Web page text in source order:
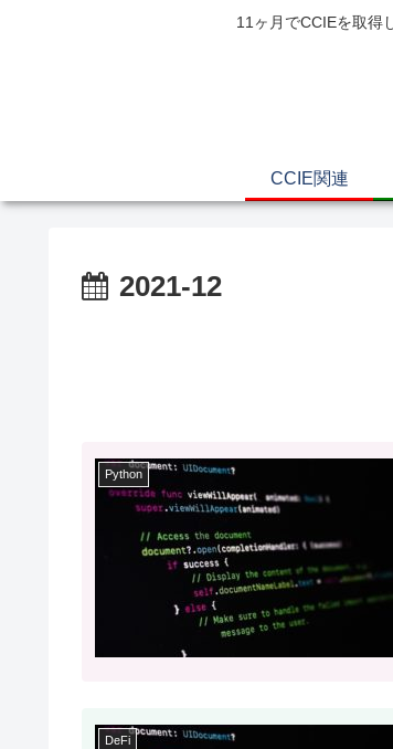
11ヶ月でCCIEを取得
CCIE関連
2021-12
Python
DeFi